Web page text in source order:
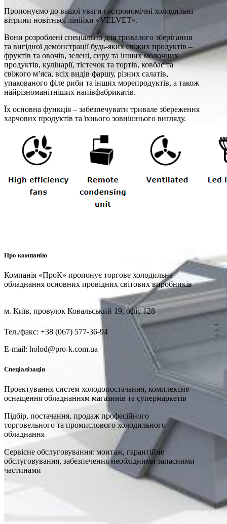
Пропонуємо до вашої уваги гастрономічні холодильні
вітрини новітньої лінійки «VELVET».
Вони розроблені спеціально для тривалого зберігання
та вигідної демонстрації будь-яких свіжих продуктів –
фруктів та овочів, зелені, сиру та інших молочних
продуктів, кулінарії, тістечок та тортів, ковбас та
свіжого м’яса, всіх видів фаршу, різних салатів,
упакованого філе риби та інших морепродуктів, а також
найрізноманітніших напівфабрикатів.
Їх основна функція – забезпечувати тривале збереження
харчових продуктів та їхнього зовнішнього вигляду.
Про компанію
Компанія «ПроК» пропонує торгове холодильне
обладнання основних провідних світових виробників
м. Київ, провулок Ковальський 19, офіс 128
Тел./факс: +38 (067) 577-36-94
E-mail: holod@pro-k.com.ua
Спеціалізація
Проектування систем холодопостачання, комплексне
оснащення обладнанням магазинів та супермаркетів
Підбір, постачання, продаж професійного
торговельного та промислового холодильного
обладнання
Сервісне обслуговування: монтаж, гарантійне
обслуговування, забезпечення необхідними запасними
частинами